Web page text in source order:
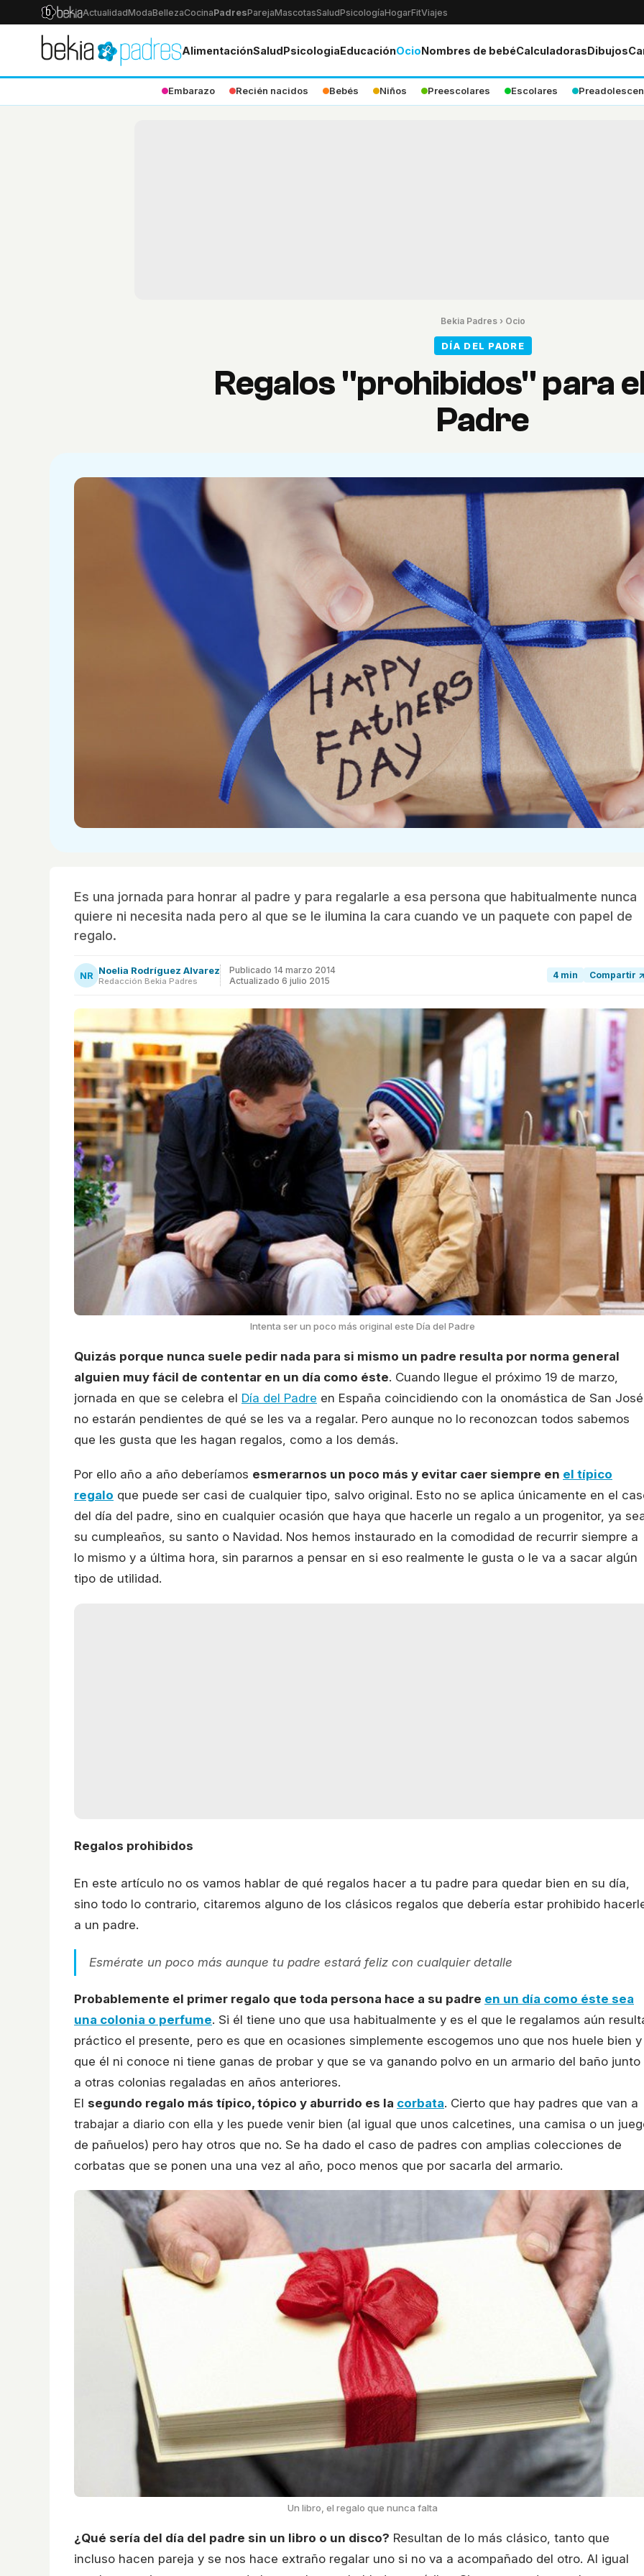
ActualidadModaBellezaCocinaPadresParejaMascotasSaludPsicologíaHogarFitViajes
AlimentaciónSaludPsicologiaEducaciónOcioNombres de bebéCalculadorasDibujos
Embarazo Recién nacidos Bebés Niños Preescolares Escolares
Bekia Padres › Ocio
DÍA DEL PADRE
Regalos "prohibidos" para
Padre
Es una jornada para honrar al padre y para regalarle a esa persona que habitualmente nunca
quiere ni necesita nada pero al que se le ilumina la cara cuando ve un paquete con papel de
regalo.
NR Noelia Rodríguez Alvarez
Redacción Bekia Padres
Publicado 14 marzo 2014
Actualizado 6 julio 2015
4 min Compartir ↗
Intenta ser un poco más original este Día del Padre
Quizás porque nunca suele pedir nada para si mismo un padre resulta por norma general
alguien muy fácil de contentar en un día como éste. Cuando llegue el próximo 19 de marzo,
jornada en que se celebra el Día del Padre en España coincidiendo con la onomástica de San
no estarán pendientes de qué se les va a regalar. Pero aunque no lo reconozcan todos sabemos
que les gusta que les hagan regalos, como a los demás.
Por ello año a año deberíamos esmerarnos un poco más y evitar caer siempre en el típico
regalo que puede ser casi de cualquier tipo, salvo original. Esto no se aplica únicamente en el
del día del padre, sino en cualquier ocasión que haya que hacerle un regalo a un progenitor, ya
su cumpleaños, su santo o Navidad. Nos hemos instaurado en la comodidad de recurrir siempre a
lo mismo y a última hora, sin pararnos a pensar en si eso realmente le gusta o le va a sacar algún
tipo de utilidad.
Regalos prohibidos
En este artículo no os vamos hablar de qué regalos hacer a tu padre para quedar bien en su día,
sino todo lo contrario, citaremos alguno de los clásicos regalos que debería estar prohibido
a un padre.
Esmérate un poco más aunque tu padre estará feliz con cualquier detalle
Probablemente el primer regalo que toda persona hace a su padre en un día como éste sea
una colonia o perfume. Si él tiene uno que usa habitualmente y es el que le regalamos aún
práctico el presente, pero es que en ocasiones simplemente escogemos uno que nos huele bien y
que él ni conoce ni tiene ganas de probar y que se va ganando polvo en un armario del baño junto
a otras colonias regaladas en años anteriores.
El segundo regalo más típico, tópico y aburrido es la corbata. Cierto que hay padres que van a
trabajar a diario con ella y les puede venir bien (al igual que unos calcetines, una camisa o un
de pañuelos) pero hay otros que no. Se ha dado el caso de padres con amplias colecciones de
corbatas que se ponen una una vez al año, poco menos que por sacarla del armario.
Un libro, el regalo que nunca falta
¿Qué sería del día del padre sin un libro o un disco? Resultan de lo más clásico, tanto que
incluso hacen pareja y se nos hace extraño regalar uno si no va a acompañado del otro. Al igual